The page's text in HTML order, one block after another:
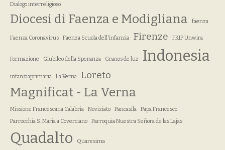
Dialogo interreligioso
Diocesi di Faenza e Modigliana faenza
Faenza Coronavirus Faenza Scuola dell'infanzia Firenze FKIP Unwira
Formazione Giubileo della Speranza Granos de luz Indonesia
infanziaprimaria La Verna Loreto
Magnificat - La Verna
Missione Francescana Calabria Noviziato Pancasila
Papa Francesco
Parrocchia S. Maria a Coverciano
Parroquia Nuestra Señora de las Lajas
Quadalto Quaresima